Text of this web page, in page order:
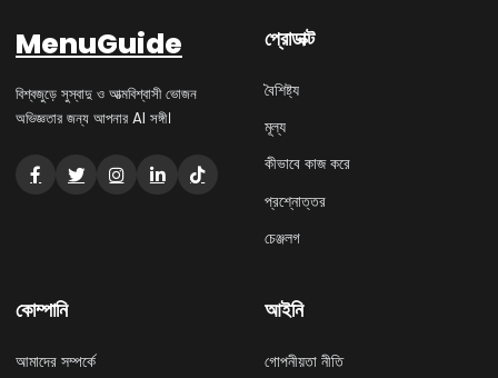
MenuGuide
বিশ্বজুড়ে সুস্বাদু ও আত্মবিশ্বাসী ভোজন
অভিজ্ঞতার জন্য আপনার AI সঙ্গী।
প্রোডাক্ট
বৈশিষ্ট্য
মূল্য
কীভাবে কাজ করে
প্রশ্নোত্তর
চেঞ্জলগ
কোম্পানি
আমাদের সম্পর্কে
আইনি
গোপনীয়তা নীতি